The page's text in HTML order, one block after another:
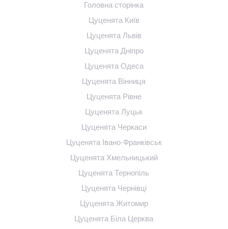
Головна сторінка
Цуценята Київ
Цуценята Львів
Цуценята Дніпро
Цуценята Одеса
Цуценята Вінниця
Цуценята Рівне
Цуценята Луцьк
Цуценята Черкаси
Цуценята Івано-Франківськ
Цуценята Хмельницький
Цуценята Тернопіль
Цуценята Чернівці
Цуценята Житомир
Цуценята Біла Церква